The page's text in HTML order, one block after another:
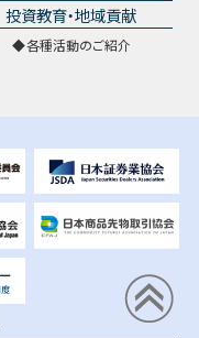
投資教育・地域貢献
各種活動のご紹介